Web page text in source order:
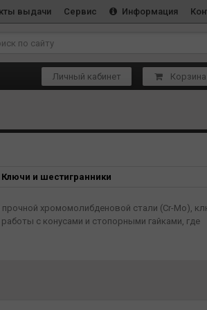
выдачи Сервис Информация
Личный кабинет Корзина
Ключи и шестигранники
хромомолибденовой стали (Cr-Mo),
с конусами и стопорными гайками, где